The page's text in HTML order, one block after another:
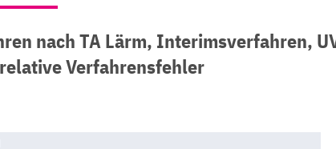
nach TA Lärm, Interimsverfahren,
Verfahrensfehler